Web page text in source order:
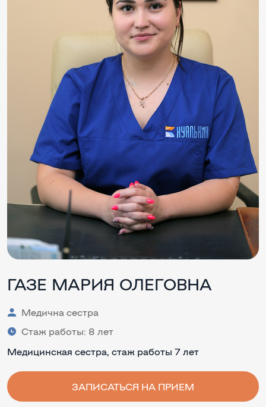
ГАЗЕ МАРИЯ ОЛЕГОВНА
Медична сестра
Стаж работы: 8 лет
Медицинская сестра, стаж работы 7 лет
ЗАПИСАТЬСЯ НА ПРИЕМ